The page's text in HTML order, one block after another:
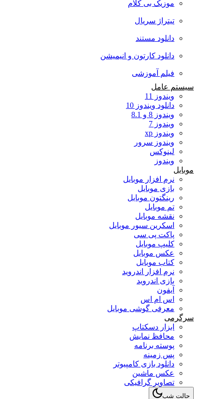
موزیک بی کلام
تیتراژ سریال
دانلود مستند
دانلود کارتون و انیمیشن
فیلم آموزشی
سیستم عامل
ویندوز 11
دانلود ویندوز 10
ویندوز 8 و 8.1
ویندوز 7
ویندوز xp
ویندوز سرور
لینوکس
ویندوز
موبایل
نرم افزار موبایل
بازی موبایل
رینگتون موبایل
تم موبایل
نقشه موبایل
اسکرین سیور موبایل
پاکت پی سی
کلیپ موبایل
عکس موبایل
کتاب موبایل
نرم افزار اندروید
بازی اندروید
آیفون
اس ام اس
معرفی گوشی موبایل
سرگرمی
ابزار دسکتاپ
محافظ نمایش
پوسته برنامه
پس زمینه
دانلود بازی کامپیوتر
عکس ماشین
تصاویر گرافیکی
حالت شب